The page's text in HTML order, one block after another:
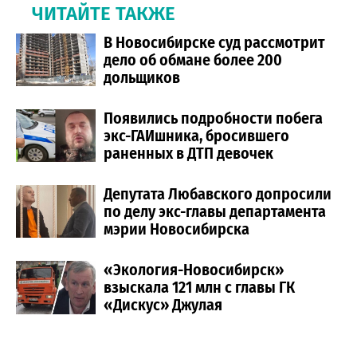
ЧИТАЙТЕ ТАКЖЕ
В Новосибирске суд рассмотрит
дело об обмане более 200
дольщиков
Появились подробности побега
экс-ГАИшника, бросившего
раненных в ДТП девочек
Депутата Любавского допросили
по делу экс-главы департамента
мэрии Новосибирска
«Экология-Новосибирск»
взыскала 121 млн с главы ГК
«Дискус» Джулая